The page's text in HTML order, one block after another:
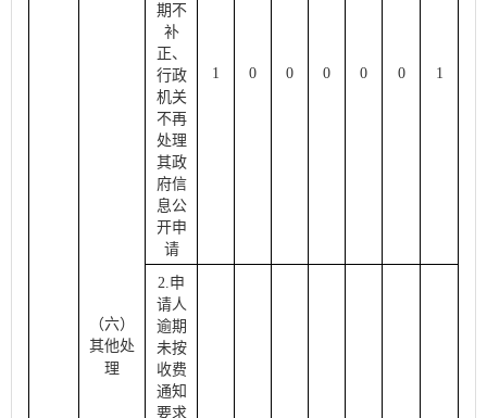
（六）
其他处
理
期不
补
正、
行政
机关
不再
处理
其政
府信
息公
开申
请
1 0 0 0 0 0 1
2.申
请人
逾期
未按
收费
通知
要求